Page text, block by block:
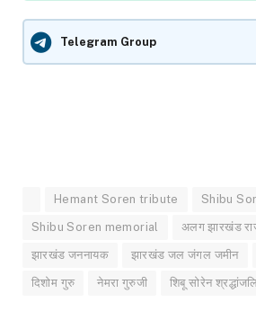
Telegram Group
Hemant Soren tribute Shibu
Shibu Soren memorial अलग झारखंड
झारखंड जननायक झारखंड जल जंगल जमीन
दिशोम गुरु नेमरा गुरुजी शिबू सोरेन